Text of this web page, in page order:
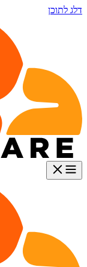
דלג לתוכן